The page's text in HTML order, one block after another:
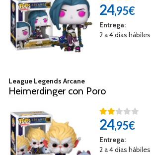
24,95€
Entrega:
2 a 4 días hábiles
League Legends Arcane
Heimerdinger con Poro
24,95€
Entrega:
2 a 4 días hábiles